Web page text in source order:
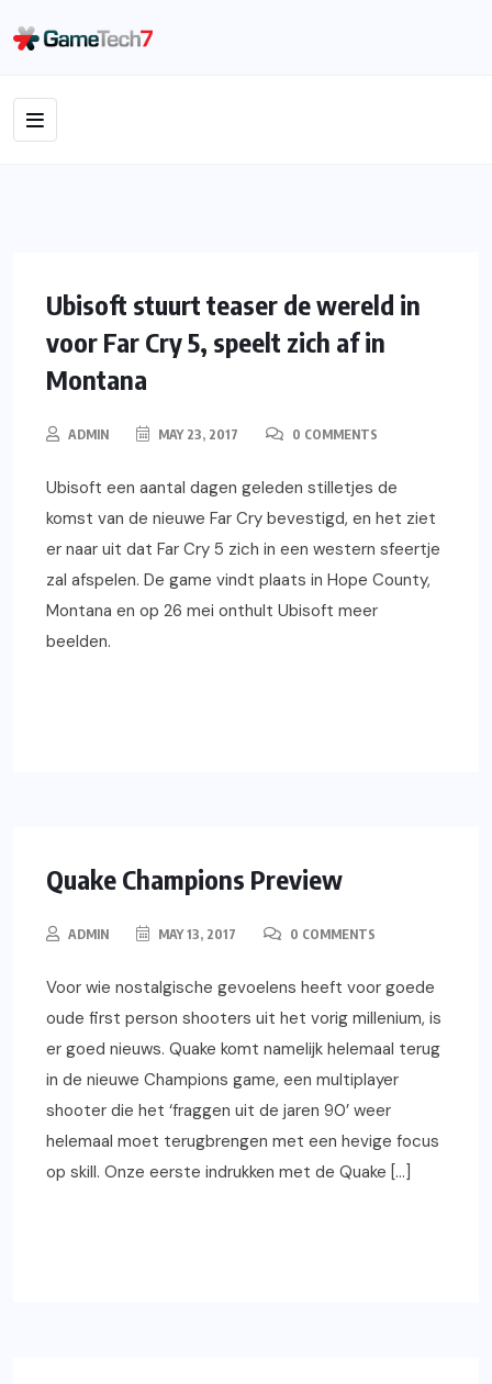
GAMING
NIEUWS
VIDEOS
XBOX ONE
Ubisoft stuurt teaser de wereld in
voor Far Cry 5, speelt zich af in
Montana
ADMIN MAY 23, 2017 0 COMMENTS
Ubisoft een aantal dagen geleden stilletjes de
komst van de nieuwe Far Cry bevestigd, en het ziet
er naar uit dat Far Cry 5 zich in een western sfeertje
zal afspelen. De game vindt plaats in Hope County,
Montana en op 26 mei onthult Ubisoft meer
beelden.
Quake Champions Preview
ADMIN MAY 13, 2017 0 COMMENTS
Voor wie nostalgische gevoelens heeft voor goede
oude first person shooters uit het vorig millenium, is
er goed nieuws. Quake komt namelijk helemaal terug
in de nieuwe Champions game, een multiplayer
shooter die het ‘fraggen uit de jaren 90’ weer
helemaal moet terugbrengen met een hevige focus
op skill. Onze eerste indrukken met de Quake […]